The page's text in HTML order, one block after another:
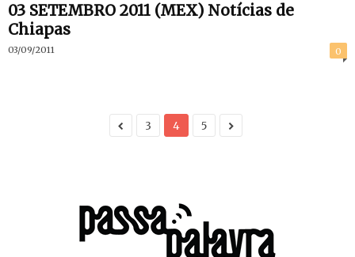
03 SETEMBRO 2011 (MEX) Notícias de
Chiapas
03/09/2011 0
3 4 5